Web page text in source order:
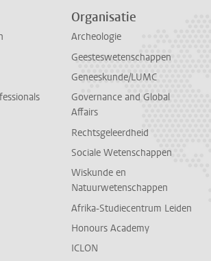
Organisatie
Archeologie
Geesteswetenschappen
Geneeskunde/LUMC
Governance and Global
Affairs
Rechtsgeleerdheid
Sociale Wetenschappen
Wiskunde en
Natuurwetenschappen
Afrika-Studiecentrum Leiden
Honours Academy
ICLON